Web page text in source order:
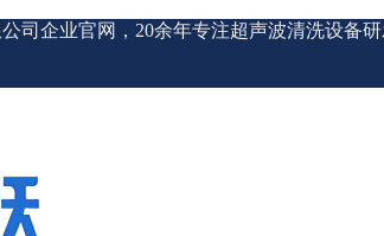
司企业官网，20余年专注超声波清洗设备